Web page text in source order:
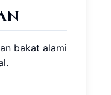
bakat alami